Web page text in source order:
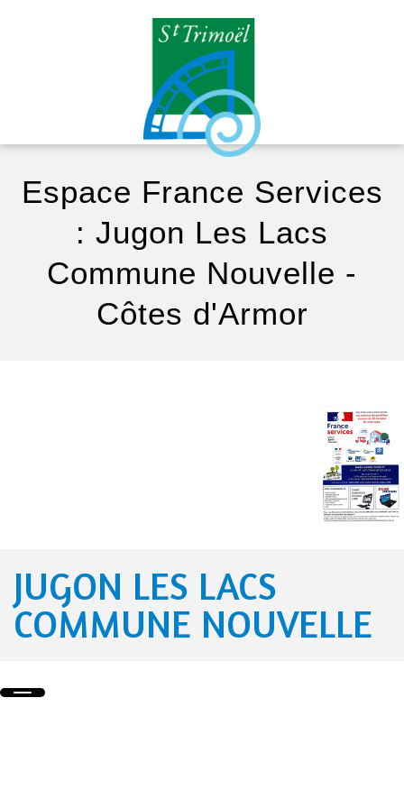
Espace France Services
: Jugon Les Lacs
Commune Nouvelle -
Côtes d'Armor
JUGON LES LACS
COMMUNE NOUVELLE